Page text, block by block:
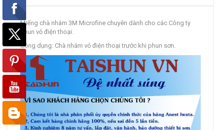
Miếng chà nhám 3M Microfine chuyên dành cho các Công ty
phun vỏ điện thoại.
Công dụng: Chà nhám vỏ điện thoại trước khi phun sơn.